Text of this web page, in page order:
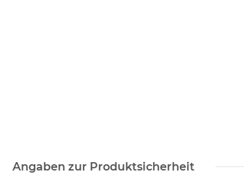
Angaben zur Produktsicherheit